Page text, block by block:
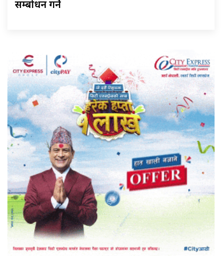
सम्बोधन गर्ने